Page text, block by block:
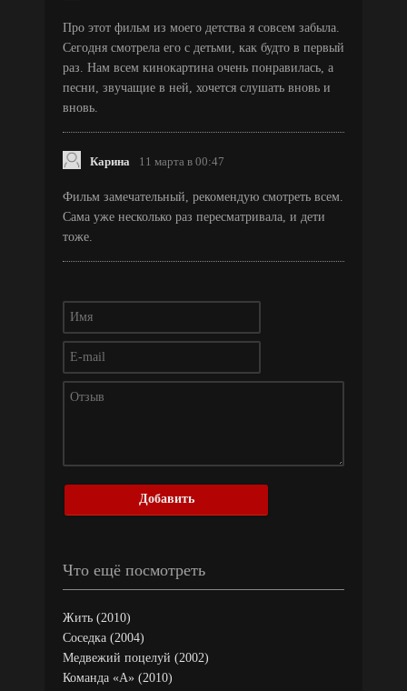
Про этот фильм из моего детства я совсем забыла.
Сегодня смотрела его с детьми, как будто в первый
раз. Нам всем кинокартина очень понравилась, а
песни, звучащие в ней, хочется слушать вновь и
вновь.
Карина 11 марта в 00:47
Фильм замечательный, рекомендую смотреть всем.
Сама уже несколько раз пересматривала, и дети
тоже.
Добавить
Что ещё посмотреть
Жить (2010)
Соседка (2004)
Медвежий поцелуй (2002)
Команда «А» (2010)